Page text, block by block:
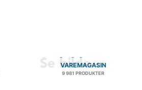
VAREMAGASIN
9 981 PRODUKTER